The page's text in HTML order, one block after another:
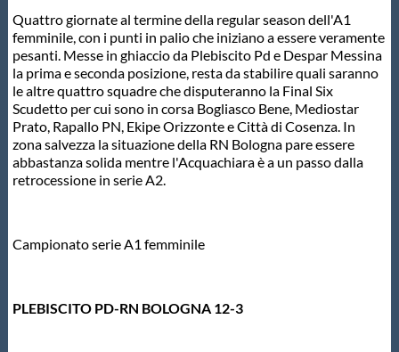
GUG
Scuole Nuoto
Propaganda
Centri Federali
Area Legislativa
Protezione Civile
Quattro giornate al termine della regular season dell'A1
femminile, con i punti in palio che iniziano a essere veramente
pesanti. Messe in ghiaccio da Plebiscito Pd e Despar Messina
la prima e seconda posizione, resta da stabilire quali saranno
le altre quattro squadre che disputeranno la Final Six
Scudetto per cui sono in corsa Bogliasco Bene, Mediostar
Prato, Rapallo PN, Ekipe Orizzonte e Città di Cosenza. In
zona salvezza la situazione della RN Bologna pare essere
abbastanza solida mentre l'Acquachiara è a un passo dalla
retrocessione in serie A2.
Campionato serie A1 femminile
PLEBISCITO PD-RN BOLOGNA 12-3